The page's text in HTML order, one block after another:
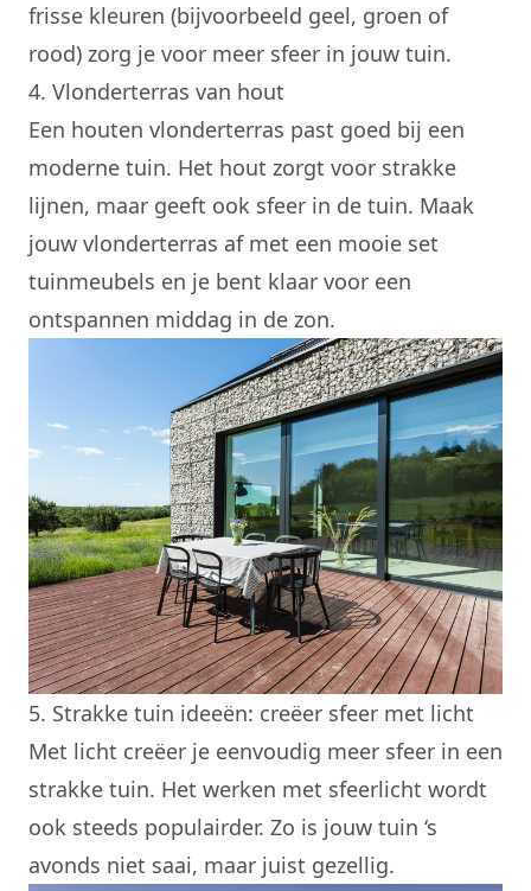
frisse kleuren (bijvoorbeeld geel, groen of
rood) zorg je voor meer sfeer in jouw tuin.
4. Vlonderterras van hout
Een houten vlonderterras past goed bij een
moderne tuin. Het hout zorgt voor strakke
lijnen, maar geeft ook sfeer in de tuin. Maak
jouw vlonderterras af met een mooie set
tuinmeubels en je bent klaar voor een
ontspannen middag in de zon.
5. Strakke tuin ideeën: creëer sfeer met licht
Met licht creëer je eenvoudig meer sfeer in een
strakke tuin. Het werken met sfeerlicht wordt
ook steeds populairder. Zo is jouw tuin ‘s
avonds niet saai, maar juist gezellig.